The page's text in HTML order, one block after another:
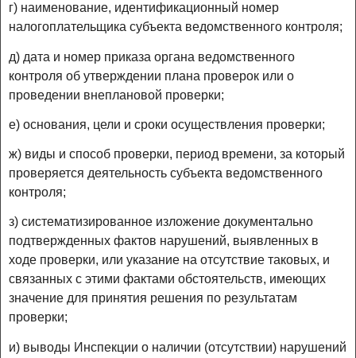
г) наименование, идентификационный номер
налогоплательщика субъекта ведомственного контроля;
д) дата и номер приказа органа ведомственного
контроля об утверждении плана проверок или о
проведении внеплановой проверки;
е) основания, цели и сроки осуществления проверки;
ж) виды и способ проверки, период времени, за который
проверяется деятельность субъекта ведомственного
контроля;
з) систематизированное изложение документально
подтвержденных фактов нарушений, выявленных в
ходе проверки, или указание на отсутствие таковых, и
связанных с этими фактами обстоятельств, имеющих
значение для принятия решения по результатам
проверки;
и) выводы Инспекции о наличии (отсутствии) нарушений